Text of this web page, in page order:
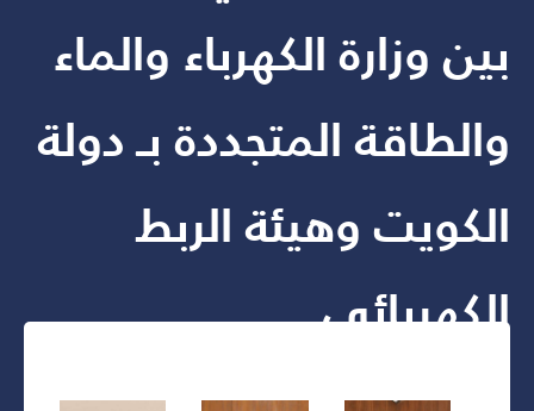
بين وزارة الكهرباء والماء
والطاقة المتجددة بـ دولة
الكويت وهيئة الربط
الكهربائي